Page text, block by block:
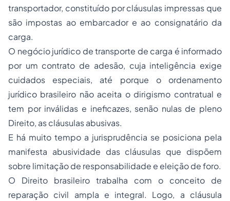
transportador, constituído por cláusulas impressas que
são impostas ao embarcador e ao consignatário da
carga.
O negócio jurídico de transporte de carga é informado
por um contrato de adesão, cuja inteligência exige
cuidados especiais, até porque o ordenamento
jurídico brasileiro não aceita o dirigismo contratual e
tem por inválidas e ineficazes, senão nulas de pleno
Direito, as cláusulas abusivas.
E há muito tempo a jurisprudência se posiciona pela
manifesta abusividade das cláusulas que dispõem
sobre limitação de responsabilidade e eleição de foro.
O Direito brasileiro trabalha com o conceito de
reparação civil ampla e integral. Logo, a cláusula